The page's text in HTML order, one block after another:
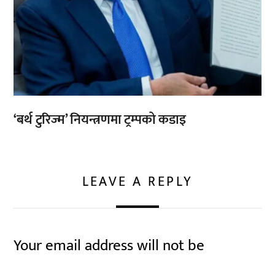
‘बर्थ टुरिज्म’ नियन्त्रणमा ट्रम्पको कडाइ
LEAVE A REPLY
Your email address will not be